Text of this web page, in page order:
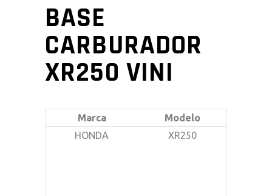
BASE
CARBURADOR
XR250 VINI
Marca
Modelo
HONDA
XR250